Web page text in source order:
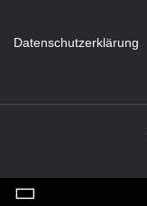
Datenschutzerklärung